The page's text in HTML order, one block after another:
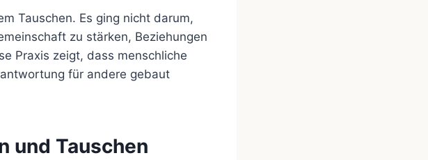
Tauschen. Es ging nicht darum,
zu stärken, Beziehungen
Praxis zeigt, dass menschliche
für andere gebaut
und Tauschen